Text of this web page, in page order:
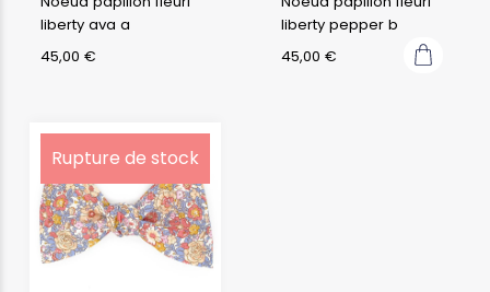
liberty ava a
45,00 €
liberty pepper b
45,00 €
Rupture de stock